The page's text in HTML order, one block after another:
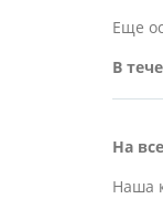
Еще
В
На
Наша